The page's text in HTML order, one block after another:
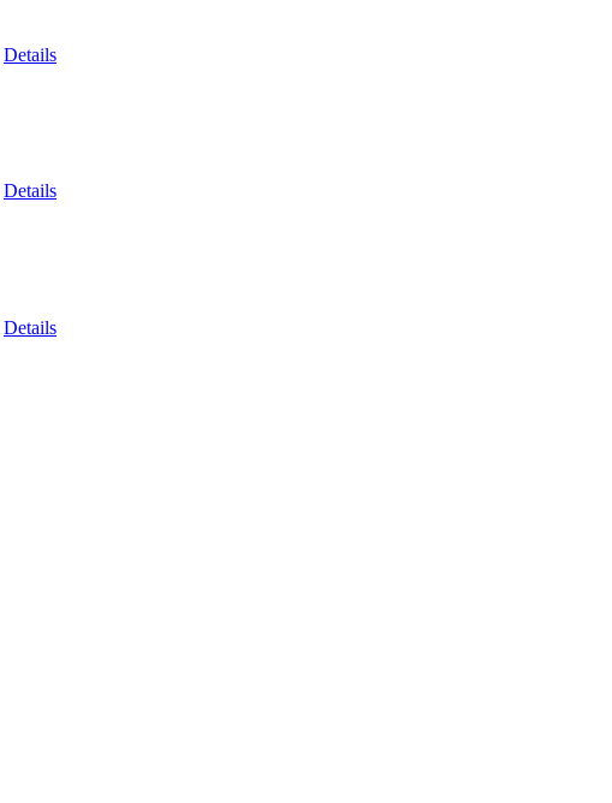
Details
Details
Details